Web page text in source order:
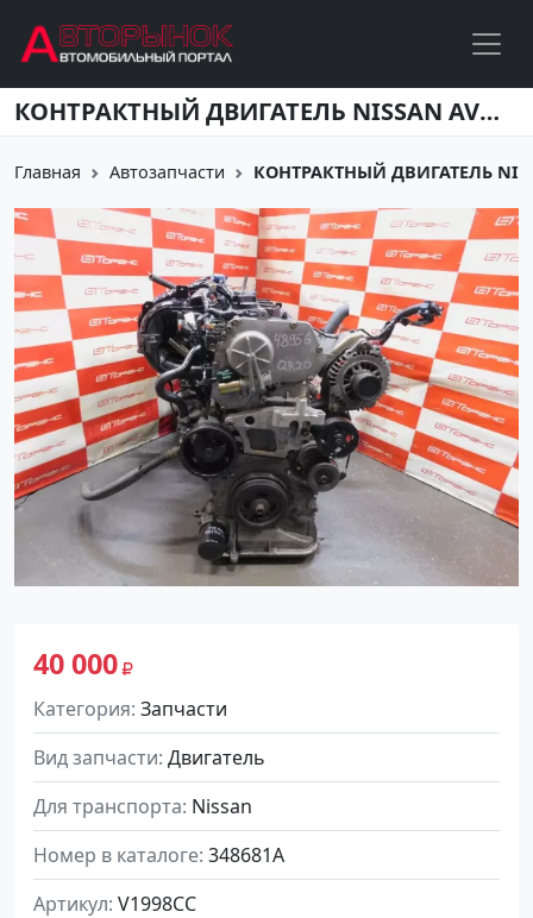
Перейти к основному содержанию КОНТРАКТНЫЙ ДВИГАТЕЛЬ NISSAN AVENIR QR20DE RM12 Краснодар
Главная Автозапчасти КОНТРАКТНЫЙ ДВИГАТЕЛЬ
40 000
Категория Запчасти
Вид запчасти Двигатель
Для транспорта Nissan
Номер в каталоге 348681A
Артикул V1998CC